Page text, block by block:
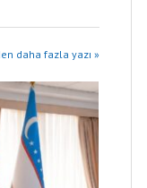
daha fazla yazı »